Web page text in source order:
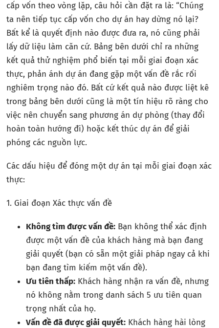
cấp vốn theo vòng lặp, câu hỏi cần đặt ra là: “Chúng
ta nên tiếp tục cấp vốn cho dự án hay dừng nó lại?
Bất kể là quyết định nào được đưa ra, nó cũng phải
lấy dữ liệu làm căn cứ. Bảng bên dưới chỉ ra những
kết quả thử nghiệm phổ biến tại mỗi giai đoạn xác
thực, phản ánh dự án đang gặp một vấn đề rắc rối
nghiêm trọng nào đó. Bất cứ kết quả nào được liệt kê
trong bảng bên dưới cũng là một tín hiệu rõ ràng cho
việc nên chuyển sang phương án dự phòng (thay đổi
hoàn toàn hướng đi) hoặc kết thúc dự án để giải
phóng các nguồn lực.
Các dấu hiệu để đóng một dự án tại mỗi giai đoạn xác
thực:
1. Giai đoạn Xác thực vấn đề
Không tìm được vấn đề: Bạn không thể xác định
được một vấn đề của khách hàng mà bạn đang
giải quyết (bạn có sẵn một giải pháp ngay cả khi
bạn đang tìm kiếm một vấn đề).
Ưu tiên thấp: Khách hàng nhận ra vấn đề, nhưng
nó không nằm trong danh sách 5 ưu tiên quan
trọng nhất của họ.
Vấn đề đã được giải quyết: Khách hàng hài lòng